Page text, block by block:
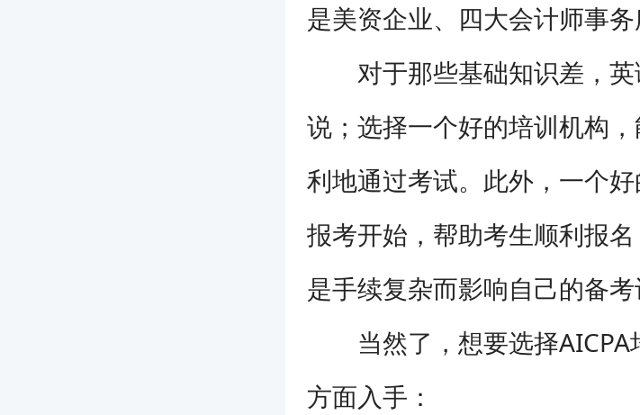
是美资企业、四大会计师事务
对于那些基础知识差，英
说；选择一个好的培训机构
利地通过考试。此外，一个
报考开始，帮助考生顺利报
是手续复杂而影响自己的备考
当然了，想要选择AICPA
方面入手：